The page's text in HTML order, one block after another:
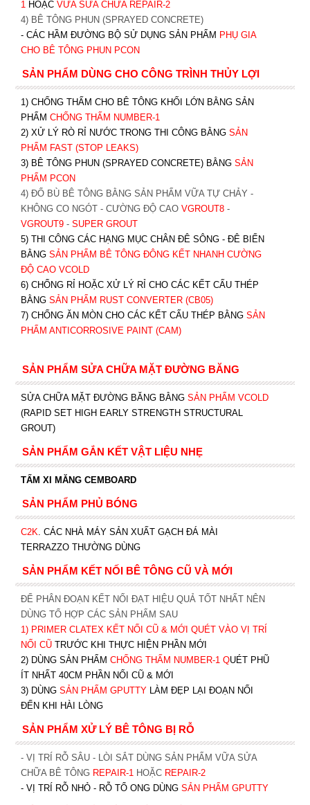
1 HOẶC VỮA SỬA CHỮA REPAIR-2
4) BÊ TÔNG PHUN (SPRAYED CONCRETE)
- CÁC HẦM ĐƯỜNG BỘ SỬ DỤNG SẢN PHẨM PHỤ GIA
CHO BÊ TÔNG PHUN PCON
SẢN PHẨM DÙNG CHO CÔNG TRÌNH THỦY LỢI
1) CHỐNG THẤM CHO BÊ TÔNG KHỐI LỚN BẰNG SẢN
PHẨM CHỐNG THẤM NUMBER-1
2) XỬ LÝ RÒ RỈ NƯỚC TRONG THI CÔNG BẰNG SẢN
PHẨM FAST (STOP LEAKS)
3) BÊ TÔNG PHUN (SPRAYED CONCRETE) BẰNG SẢN
PHẨM PCON
4) ĐỔ BÙ BÊ TÔNG BẰNG SẢN PHẨM VỮA TỰ CHẢY -
KHÔNG CO NGÓT - CƯỜNG ĐỘ CAO VGROUT8-
VGROUT9- SUPER GROUT
5) THI CÔNG CÁC HẠNG MỤC CHÂN ĐÊ SÔNG - ĐÊ BIỂN
BẰNG SẢN PHẨM BÊ TÔNG ĐÔNG KẾT NHANH CƯỜNG
ĐỘ CAO VCOLD
6) CHỐNG RỈ HOẶC XỬ LÝ RỈ CHO CÁC KẾT CẤU THÉP
BẰNG SẢN PHẨM RUST CONVERTER (CB05)
7) CHỐNG ĂN MÒN CHO CÁC KẾT CẤU THÉP BẰNG SẢN
PHẨM ANTICORROSIVE PAINT (CAM)
SẢN PHẨM SỬA CHỮA MẶT ĐƯỜNG BĂNG
SỬA CHỮA MẶT ĐƯỜNG BĂNG BẰNG SẢN PHẨM VCOLD
(RAPID SET HIGH EARLY STRENGTH STRUCTURAL
GROUT)
SẢN PHẨM GẮN KẾT VẬT LIỆU NHẸ
TẤM XI MĂNG CEMBOARD
SẢN PHẨM PHỦ BÓNG
C2K. CÁC NHÀ MÁY SẢN XUẤT GẠCH ĐÁ MÀI
TERRAZZO THƯỜNG DÙNG
SẢN PHẨM KẾT NỐI BÊ TÔNG CŨ VÀ MỚI
ĐỂ PHÂN ĐOẠN KẾT NỐI ĐẠT HIỆU QUẢ TỐT NHẤT NÊN
DÙNG TỔ HỢP CÁC SẢN PHẨM SAU
1) PRIMER CLATEX KẾT NỐI CŨ & MỚI QUÉT VÀO VỊ TRÍ
NỐI CŨ TRƯỚC KHI THỰC HIỆN PHẦN MỚI
2) DÙNG SẢN PHẨM CHỐNG THẤM NUMBER-1QUÉT PHŨ
ÍT NHẤT 40CM PHẦN NỐI CŨ & MỚI
3) DÙNG SẢN PHẨM GPUTTY LÀM ĐẸP LẠI ĐOẠN NỐI
ĐẾN KHI HÀI LÒNG
SẢN PHẨM XỬ LÝ BÊ TÔNG BỊ RỖ
- VỊ TRÍ RỖ SÂU - LÒI SẮT DÙNG SẢN PHẨM VỮA SỬA
CHỮA BÊ TÔNG REPAIR-1HOẶC REPAIR-2
- VỊ TRÍ RỖ NHỎ - RỖ TỔ ONG DÙNG SẢN PHẨM GPUTTY